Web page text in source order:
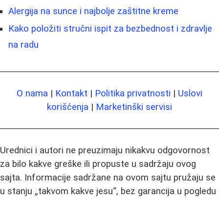
Alergija na sunce i najbolje zaštitne kreme
Kako položiti stručni ispit za bezbednost i zdravlje
na radu
O nama | Kontakt | Politika privatnosti | Uslovi
korišćenja | Marketinški servisi
Urednici i autori ne preuzimaju nikakvu odgovornost
za bilo kakve greške ili propuste u sadržaju ovog
sajta. Informacije sadržane na ovom sajtu pružaju se
u stanju „takvom kakve jesu“, bez garancija u pogledu